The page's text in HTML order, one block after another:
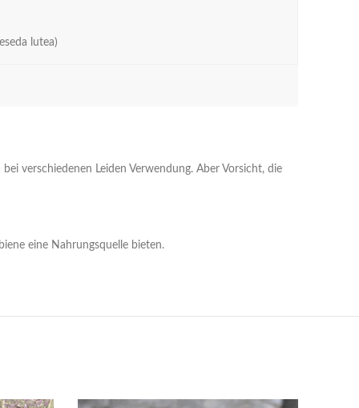
lutea)
verschiedenen Leiden Verwendung. Aber Vorsicht, die
eine Nahrungsquelle bieten.